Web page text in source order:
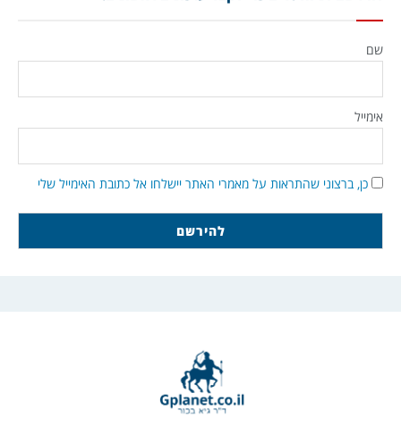
שם
אימייל
כן, ברצוני שהתראות על מאמרי האתר יישלחו אל כתובת האימייל שלי